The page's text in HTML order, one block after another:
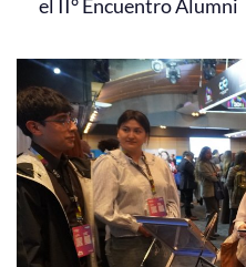
el II° Encuentro Alumni